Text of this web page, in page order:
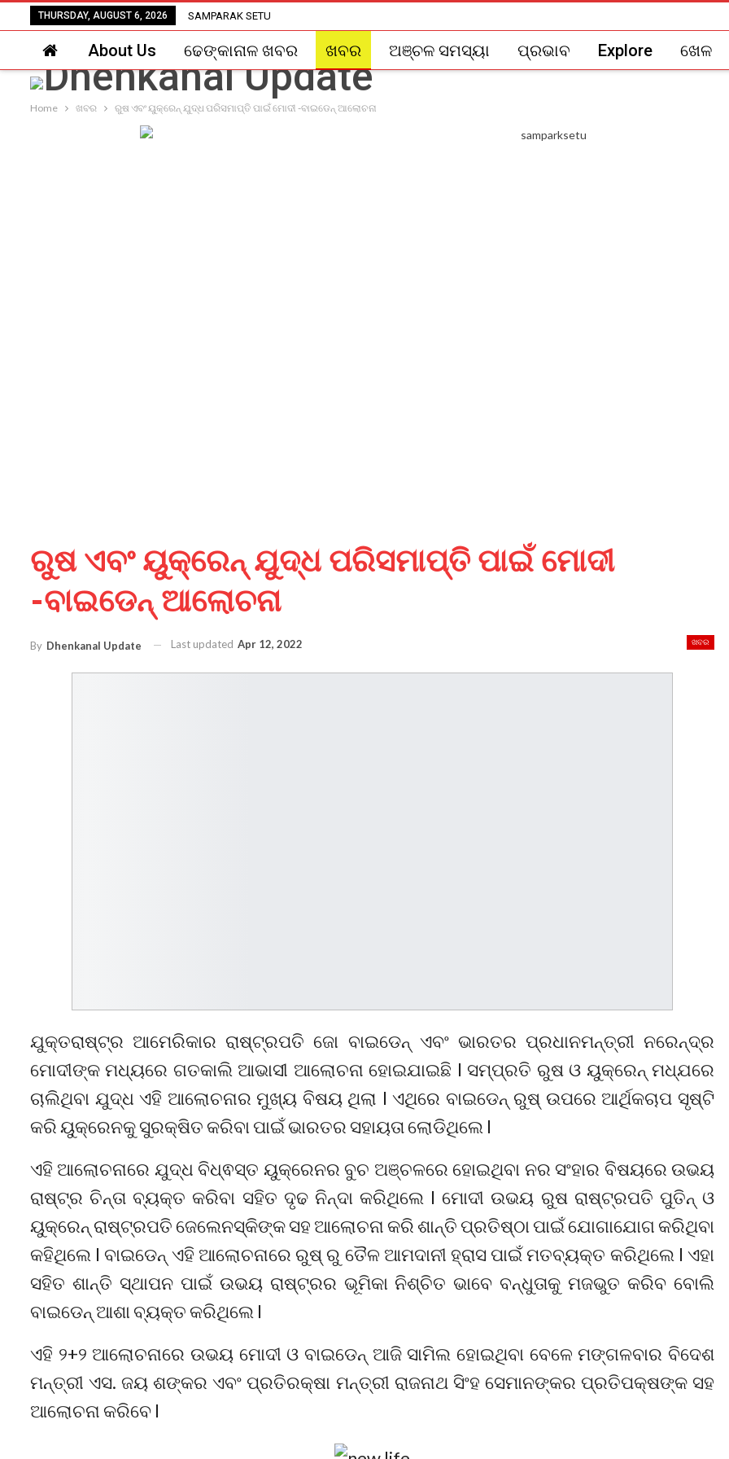
THURSDAY, AUGUST 6, 2026 SAMPARAK SETU
About Us ଢେଙ୍କାନାଳ ଖବର ଖବର ଅଞ୍ଚଳ ସମସ୍ୟା ପ୍ରଭାବ Explore ଖେଳ
Home ଖବର ରୁଷ ଏବଂ ୟୁକ୍ରେନ୍ ଯୁଦ୍ଧ ପରିସମାପ୍ତି ପାଇଁ ମୋଦୀ -ବାଇଡେନ୍ ଆଲୋଚନା
ରୁଷ ଏବଂ ୟୁକ୍ରେନ୍ ଯୁଦ୍ଧ ପରିସମାପ୍ତି ପାଇଁ ମୋଦୀ
-ବାଇଡେନ୍ ଆଲୋଚନା
ଖବର
By Dhenkanal Update Last updated Apr 12, 2022
ଯୁକ୍ତରାଷ୍ଟ୍ର ଆମେରିକାର ରାଷ୍ଟ୍ରପତି ଜୋ ବାଇଡେନ୍ ଏବଂ ଭାରତର ପ୍ରଧାନମନ୍ତ୍ରୀ ନରେନ୍ଦ୍ର
ମୋଦୀଙ୍କ ମଧ୍ୟରେ ଗତକାଲି ଆଭାସୀ ଆଲୋଚନା ହୋଇଯାଇଛି l ସମ୍ପ୍ରତି ରୁଷ ଓ ୟୁକ୍ରେନ୍ ମଧ୍ଯରେ
ଚାଲିଥିବା ଯୁଦ୍ଧ ଏହି ଆଲୋଚନାର ମୁଖ୍ୟ ବିଷୟ ଥିଲା l ଏଥିରେ ବାଇଡେନ୍ ରୁଷ୍ ଉପରେ ଆର୍ଥିକଚାପ ସୃଷ୍ଟି
କରି ୟୁକ୍ରେନକୁ ସୁରକ୍ଷିତ କରିବା ପାଇଁ ଭାରତର ସହାୟତା ଲୋଡିଥିଲେ l
ଏହି ଆଲୋଚନାରେ ଯୁଦ୍ଧ ବିଧ୍ଵସ୍ତ ୟୁକ୍ରେନର ବୁଚ ଅଞ୍ଚଳରେ ହୋଇଥିବା ନର ସଂହାର ବିଷୟରେ ଉଭୟ
ରାଷ୍ଟ୍ର ଚିନ୍ତା ବ୍ୟକ୍ତ କରିବା ସହିତ ଦୃଢ ନିନ୍ଦା କରିଥିଲେ l ମୋଦୀ ଉଭୟ ରୁଷ ରାଷ୍ଟ୍ରପତି ପୁତିନ୍ ଓ
ୟୁକ୍ରେନ୍ ରାଷ୍ଟ୍ରପତି ଜେଲେନସ୍କିଙ୍କ ସହ ଆଲୋଚନା କରି ଶାନ୍ତି ପ୍ରତିଷ୍ଠା ପାଇଁ ଯୋଗାଯୋଗ କରିଥିବା
କହିଥିଲେ l ବାଇଡେନ୍ ଏହି ଆଲୋଚନାରେ ରୁଷ୍ ରୁ ତୈଳ ଆମଦାନୀ ହ୍ରାସ ପାଇଁ ମତବ୍ୟକ୍ତ କରିଥିଲେ l ଏହା
ସହିତ ଶାନ୍ତି ସ୍ଥାପନ ପାଇଁ ଉଭୟ ରାଷ୍ଟ୍ରର ଭୂମିକା ନିଶ୍ଚିତ ଭାବେ ବନ୍ଧୁତାକୁ ମଜଭୁତ କରିବ ବୋଲି
ବାଇଡେନ୍ ଆଶା ବ୍ୟକ୍ତ କରିଥିଲେ l
ଏହି ୨+୨ ଆଲୋଚନାରେ ଉଭୟ ମୋଦୀ ଓ ବାଇଡେନ୍ ଆଜି ସାମିଲ ହୋଇଥିବା ବେଳେ ମଙ୍ଗଳବାର ବିଦେଶ
ମନ୍ତ୍ରୀ ଏସ. ଜୟ ଶଙ୍କର ଏବଂ ପ୍ରତିରକ୍ଷା ମନ୍ତ୍ରୀ ରାଜନାଥ ସିଂହ ସେମାନଙ୍କର ପ୍ରତିପକ୍ଷଙ୍କ ସହ
ଆଲୋଚନା କରିବେ l